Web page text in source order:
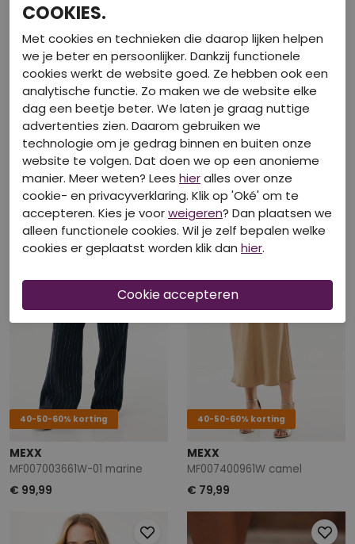
40-50-60% korting
MEXX
MF006600761W off white
€ 59,99
40-50-60% korting
MEXX
MF007000261W off white
€ 79,99
40-50-60% korting
MEXX
MF007003661W-01 marine
€ 99,99
40-50-60% korting
MEXX
MF007400961W camel
€ 79,99
COOKIES.
Met cookies en technieken die daarop lijken helpen
we je beter en persoonlijker. Dankzij functionele
cookies werkt de website goed. Ze hebben ook een
analytische functie. Zo maken we de website elke
dag een beetje beter. We laten je graag nuttige
advertenties zien. Daarom gebruiken we
technologie om je gedrag binnen en buiten onze
website te volgen. Dat doen we op een anonieme
manier. Meer weten? Lees hieralles over onze
cookie- en privacyverklaring. Klik op 'Oké' om te
accepteren. Kies je voorweigeren? Dan plaatsen we
alleen functionele cookies. Wil je zelf bepalen welke
cookies er geplaatst worden klik dan hier.